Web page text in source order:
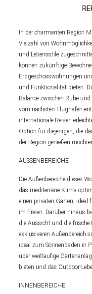
In der charmanten Region
Vielzahl von
und Lebensstile
können zukünftige
Erdgeschosswohnungen
und Funktionalität bieten.
Balance zwischen Ruhe
vom nächsten Flughafen
internationale Reisen
Option für diejenigen, die
der Region genießen
AUSSENBEREICHE
Die Außenbereiche dieses
das mediterrane Klima
einen privaten Garten,
im Freien. Darüber hinaus
die Aussicht und die frische
exklusiveren Außenbereich
ideal zum Sonnenbaden in
über weitläufige
bieten und das Outdoor-
INNENBEREICHE